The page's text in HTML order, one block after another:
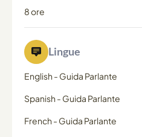
8 ore
Lingue
English - Guida Parlante
Spanish - Guida Parlante
French - Guida Parlante